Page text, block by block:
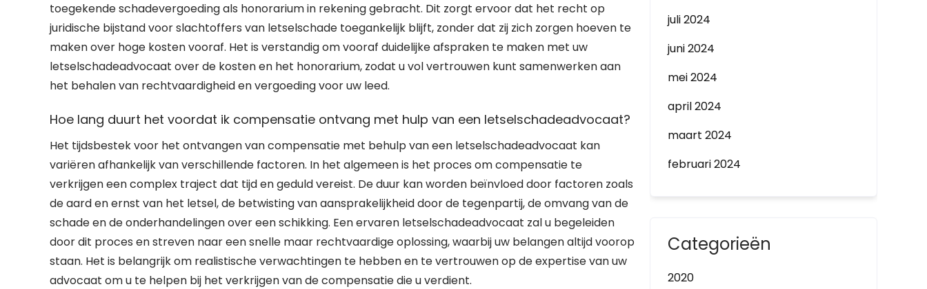
toegekende schadevergoeding als honorarium in rekening gebracht. Dit zorgt ervoor dat het recht op
juridische bijstand voor slachtoffers van letselschade toegankelijk blijft, zonder dat zij zich zorgen hoeven te
maken over hoge kosten vooraf. Het is verstandig om vooraf duidelijke afspraken te maken met uw
letselschadeadvocaat over de kosten en het honorarium, zodat u vol vertrouwen kunt samenwerken aan
het behalen van rechtvaardigheid en vergoeding voor uw leed.
Hoe lang duurt het voordat ik compensatie ontvang met hulp van een letselschadeadvocaat?
Het tijdsbestek voor het ontvangen van compensatie met behulp van een letselschadeadvocaat kan
variëren afhankelijk van verschillende factoren. In het algemeen is het proces om compensatie te
verkrijgen een complex traject dat tijd en geduld vereist. De duur kan worden beïnvloed door factoren zoals
de aard en ernst van het letsel, de betwisting van aansprakelijkheid door de tegenpartij, de omvang van de
schade en de onderhandelingen over een schikking. Een ervaren letselschadeadvocaat zal u begeleiden
door dit proces en streven naar een snelle maar rechtvaardige oplossing, waarbij uw belangen altijd voorop
staan. Het is belangrijk om realistische verwachtingen te hebben en te vertrouwen op de expertise van uw
advocaat om u te helpen bij het verkrijgen van de compensatie die u verdient.
juli 2024
juni 2024
mei 2024
april 2024
maart 2024
februari 2024
Categorieën
2020